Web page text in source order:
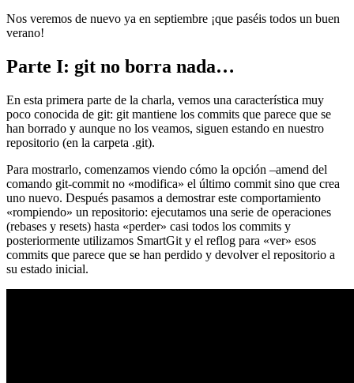
Nos veremos de nuevo ya en septiembre ¡que paséis todos un buen
verano!
Parte I: git no borra nada…
En esta primera parte de la charla, vemos una característica muy
poco conocida de git: git mantiene los commits que parece que se
han borrado y aunque no los veamos, siguen estando en nuestro
repositorio (en la carpeta .git).
Para mostrarlo, comenzamos viendo cómo la opción –amend del
comando git-commit no «modifica» el último commit sino que crea
uno nuevo. Después pasamos a demostrar este comportamiento
«rompiendo» un repositorio: ejecutamos una serie de operaciones
(rebases y resets) hasta «perder» casi todos los commits y
posteriormente utilizamos SmartGit y el reflog para «ver» esos
commits que parece que se han perdido y devolver el repositorio a
su estado inicial.